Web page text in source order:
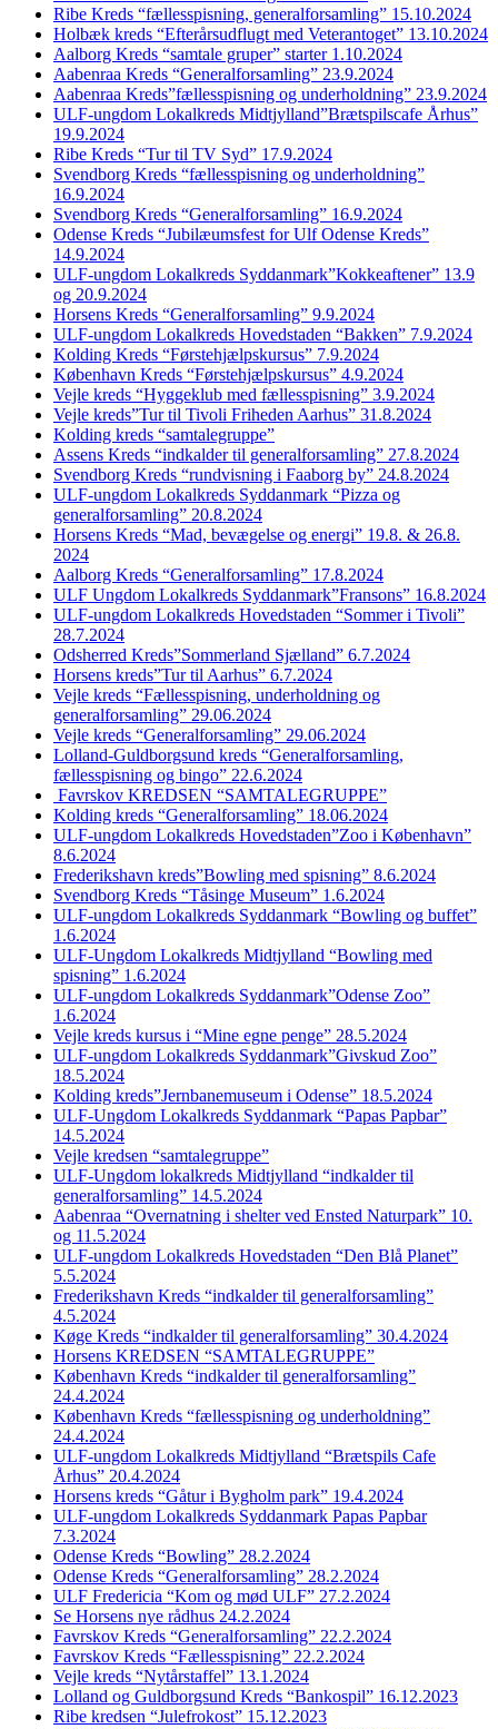
Ribe Kreds “fællesspisning, generalforsamling” 15.10.2024
Holbæk kreds “Efterårsudflugt med Veterantoget” 13.10.2024
Aalborg Kreds “samtale gruper” starter 1.10.2024
Aabenraa Kreds “Generalforsamling” 23.9.2024
Aabenraa Kreds”fællesspisning og underholdning” 23.9.2024
ULF-ungdom Lokalkreds Midtjylland”Brætspilscafe Århus”
19.9.2024
Ribe Kreds “Tur til TV Syd” 17.9.2024
Svendborg Kreds “fællesspisning og underholdning”
16.9.2024
Svendborg Kreds “Generalforsamling” 16.9.2024
Odense Kreds “Jubilæumsfest for Ulf Odense Kreds”
14.9.2024
ULF-ungdom Lokalkreds Syddanmark”Kokkeaftener” 13.9
og 20.9.2024
Horsens Kreds “Generalforsamling” 9.9.2024
ULF-ungdom Lokalkreds Hovedstaden “Bakken” 7.9.2024
Kolding Kreds “Førstehjælpskursus” 7.9.2024
København Kreds “Førstehjælpskursus” 4.9.2024
Vejle kreds “Hyggeklub med fællesspisning” 3.9.2024
Vejle kreds”Tur til Tivoli Friheden Aarhus” 31.8.2024
Kolding kreds “samtalegruppe”
Assens Kreds “indkalder til generalforsamling” 27.8.2024
Svendborg Kreds “rundvisning i Faaborg by” 24.8.2024
ULF-ungdom Lokalkreds Syddanmark “Pizza og
generalforsamling” 20.8.2024
Horsens Kreds “Mad, bevægelse og energi” 19.8. & 26.8.
2024
Aalborg Kreds “Generalforsamling” 17.8.2024
ULF Ungdom Lokalkreds Syddanmark”Fransons” 16.8.2024
ULF-ungdom Lokalkreds Hovedstaden “Sommer i Tivoli”
28.7.2024
Odsherred Kreds”Sommerland Sjælland” 6.7.2024
Horsens kreds”Tur til Aarhus” 6.7.2024
Vejle kreds “Fællesspisning, underholdning og
generalforsamling” 29.06.2024
Vejle kreds “Generalforsamling” 29.06.2024
Lolland-Guldborgsund kreds “Generalforsamling,
fællesspisning og bingo” 22.6.2024
Favrskov KREDSEN “SAMTALEGRUPPE”
Kolding kreds “Generalforsamling” 18.06.2024
ULF-ungdom Lokalkreds Hovedstaden”Zoo i København”
8.6.2024
Frederikshavn kreds”Bowling med spisning” 8.6.2024
Svendborg Kreds “Tåsinge Museum” 1.6.2024
ULF-ungdom Lokalkreds Syddanmark “Bowling og buffet”
1.6.2024
ULF-Ungdom Lokalkreds Midtjylland “Bowling med
spisning” 1.6.2024
ULF-ungdom Lokalkreds Syddanmark”Odense Zoo”
1.6.2024
Vejle kreds kursus i “Mine egne penge” 28.5.2024
ULF-ungdom Lokalkreds Syddanmark”Givskud Zoo”
18.5.2024
Kolding kreds”Jernbanemuseum i Odense” 18.5.2024
ULF-Ungdom Lokalkreds Syddanmark “Papas Papbar”
14.5.2024
Vejle kredsen “samtalegruppe”
ULF-Ungdom lokalkreds Midtjylland “indkalder til
generalforsamling” 14.5.2024
Aabenraa “Overnatning i shelter ved Ensted Naturpark” 10.
og 11.5.2024
ULF-ungdom Lokalkreds Hovedstaden “Den Blå Planet”
5.5.2024
Frederikshavn Kreds “indkalder til generalforsamling”
4.5.2024
Køge Kreds “indkalder til generalforsamling” 30.4.2024
Horsens KREDSEN “SAMTALEGRUPPE”
København Kreds “indkalder til generalforsamling”
24.4.2024
København Kreds “fællesspisning og underholdning”
24.4.2024
ULF-ungdom Lokalkreds Midtjylland “Brætspils Cafe
Århus” 20.4.2024
Horsens kreds “Gåtur i Bygholm park” 19.4.2024
ULF-ungdom Lokalkreds Syddanmark Papas Papbar
7.3.2024
Odense Kreds “Bowling” 28.2.2024
Odense Kreds “Generalforsamling” 28.2.2024
ULF Fredericia “Kom og mød ULF” 27.2.2024
Se Horsens nye rådhus 24.2.2024
Favrskov Kreds “Generalforsamling” 22.2.2024
Favrskov Kreds “Fællesspisning” 22.2.2024
Vejle kreds “Nytårstaffel” 13.1.2024
Lolland og Guldborgsund Kreds “Bankospil” 16.12.2023
Ribe kredsen “Julefrokost” 15.12.2023